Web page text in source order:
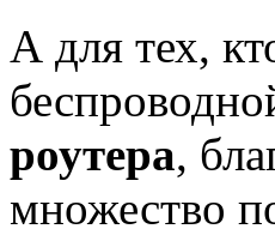
А для тех,
роутера,
множество